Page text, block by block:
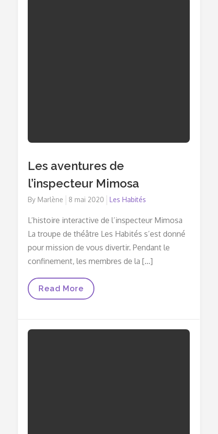
Les aventures de
l’inspecteur Mimosa
By Marlène
Posted
8 mai 2020 Les Habités
L’histoire interactive de l’inspecteur Mimosa
La troupe de théâtre Les Habités s’est donné
pour mission de vous divertir. Pendant le
confinement, les membres de la […]
Les
Aventures
Mimosa
Read More